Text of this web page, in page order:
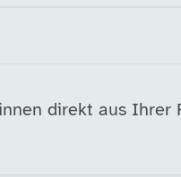
direkt aus Ihrer